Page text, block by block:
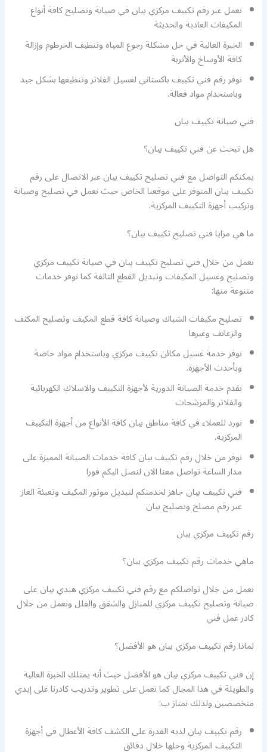
نعمل عبر رقم تكييف مركزي بيان في صيانة وتصليح كافة أنواع
المكيفات العادية والحديثة
الخبرة العالية في حل مشكلة رجوع المياه وتنظيف الخرطوم وإزالة
كافة الأوساخ والأتربة
نوفر رقم فني تكييف باكستاني لغسيل الفلاتر وتنظيفها بشكل جيد
وباستخدام مواد فعالة.
فني صيانة تكييف بيان
هل تبحث عن فني تكييف بيان؟
يمكنكم التواصل مع فني تصليح تكييف بيان عبر الاتصال على رقم
تكييف بيان المتوفر على موقعنا الخاص حيث نعمل في تصليح وصيانة
وتركيب أجهزة التكييف المركزية.
ما هي مزايا فني تصليح تكييف بيان؟
نعمل من خلال فني تصليح تكييف بيان في صيانة تكييف مركزي
وتصليح وغسيل المكيفات وتبديل القطع التالفة كما نوفر خدمات
متنوعة منها:
تصليح مكيفات الشباك وصيانة كافة قطع المكيف وتصليح المكثف
والزعانف وغيرها
نوفر خدمة غسيل مكائن تكييف مركزي وباستخدام مواد خاصة
وبأحدث الأجهزة.
نقدم خدمة الصيانة الدورية لأجهزة التكييف والاسلاك الكهربائية
والفلاتر والمرشحات
نورد للعملاء في كافة مناطق بيان كافة الأنواع من أجهزة التكييف
المركزية.
نوفر من خلال رقم تكييف بيان كافة خدمات الصيانة المميزة على
مدار الساعة تواصل معنا الان لنصل اليكم فورا
فني تكييف بيان جاهز لخدمتكم لتبديل موتور المكيف وتعبئة الغاز
عبر رقم مصلح وتصليح بيان
رقم تكييف مركزي بيان
ماهي خدمات رقم تكييف مركزي بيان؟
نعمل من خلال تواصلكم مع رقم فني تكييف مركزي هندي بيان على
صيانة وتصليح تكييف مركزي للمنازل والشقق والفلل ونعمل من خلال
كادر عمل فني
لماذا رقم تكييف مركزي بيان هو الأفضل؟
إن فني تكييف مركزي بيان هو الأفضل حيث أنه يمتلك الخبرة العالية
والطويلة في هذا المجال كما نعمل على تطوير وتدريب كادرنا على إيدي
متخصصين ولذلك نمتاز ب:
رقم تكييف بيان لديه القدرة على الكشف كافة الأعطال في أجهزة
التكييف المركزية وحلها خلال دقائق